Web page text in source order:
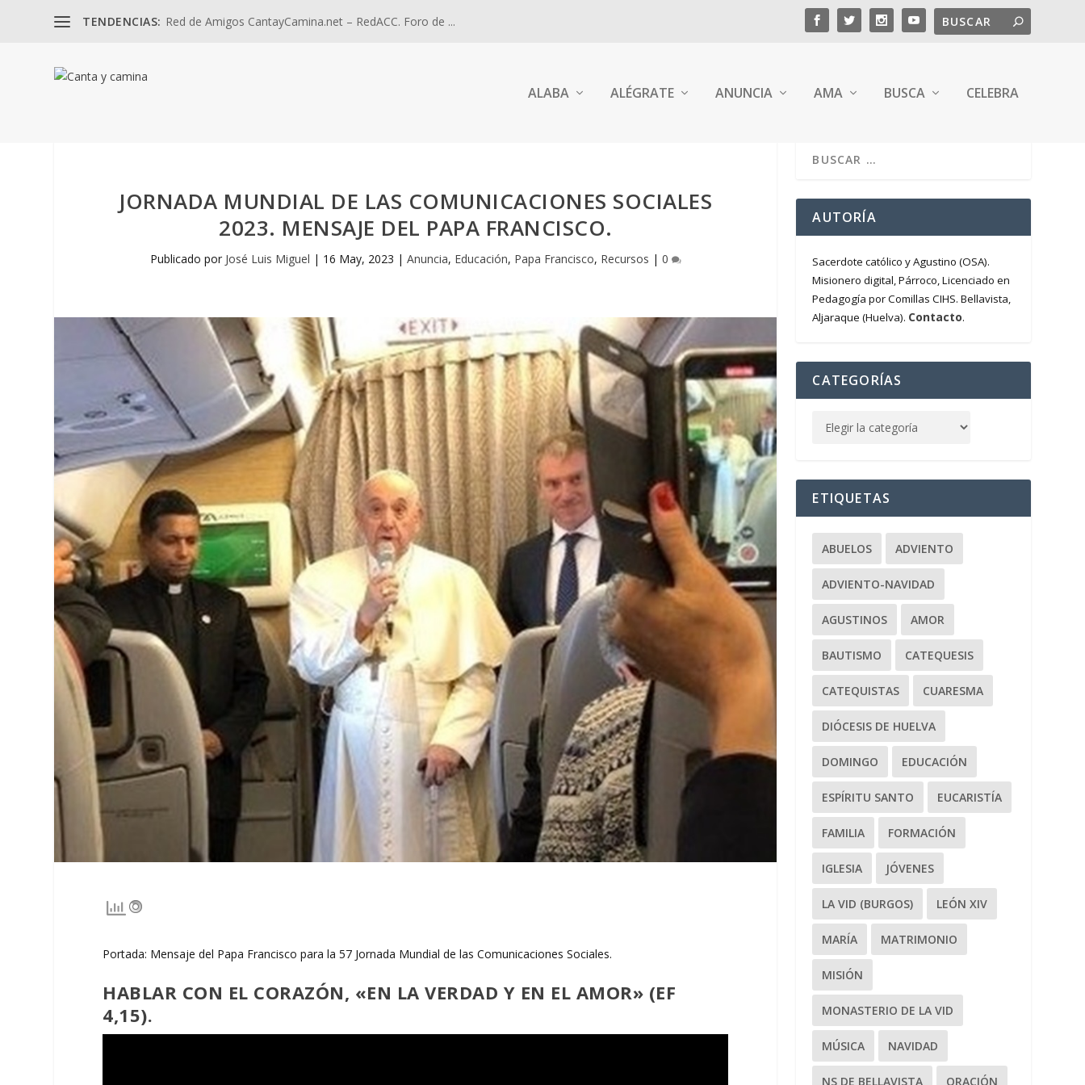
TENDENCIAS: Red de Amigos CantayCamina.net – RedACC. Foro de ...
ALABA ALÉGRATE ANUNCIA AMA BUSCA CELEBRA
JORNADA MUNDIAL DE LAS COMUNICACIONES SOCIALES
2023. MENSAJE DEL PAPA FRANCISCO.
Publicado por José Luis Miguel | 16 May, 2023 | Anuncia, Educación, Papa Francisco, Recursos | 0
Portada: Mensaje del Papa Francisco para la 57 Jornada Mundial de las Comunicaciones Sociales.
HABLAR CON EL CORAZÓN, «EN LA VERDAD Y EN EL AMOR» (EF
4,15).
AUTORÍA
Sacerdote católico y Agustino (OSA).
Misionero digital, Párroco, Licenciado en
Pedagogía por Comillas CIHS. Bellavista,
Aljaraque (Huelva). Contacto.
CATEGORÍAS
ETIQUETAS
ABUELOS ADVIENTO
ADVIENTO-NAVIDAD
AGUSTINOS AMOR
BAUTISMO CATEQUESIS
CATEQUISTAS CUARESMA
DIÓCESIS DE HUELVA
DOMINGO EDUCACIÓN
ESPÍRITU SANTO EUCARISTÍA
FAMILIA FORMACIÓN
IGLESIA JÓVENES
LA VID (BURGOS) LEÓN XIV
MARÍA MATRIMONIO
MISIÓN
MONASTERIO DE LA VID
MÚSICA NAVIDAD
NS DE BELLAVISTA ORACIÓN